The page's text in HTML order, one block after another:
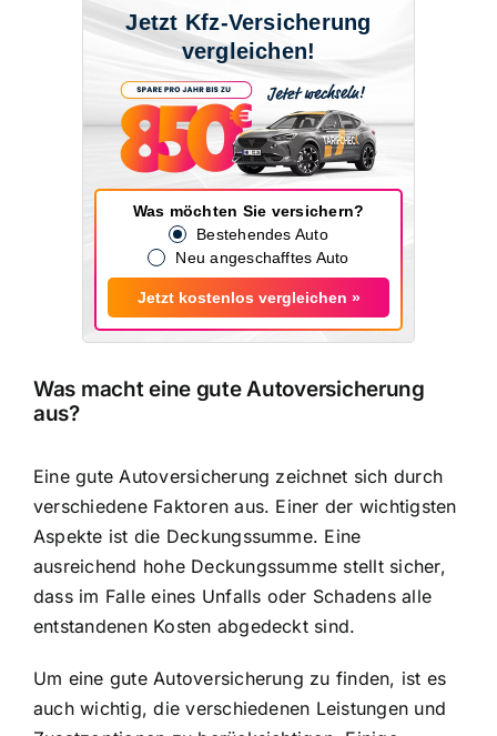
Jetzt Kfz-Versicherung
vergleichen!
Was möchten Sie versichern?
Bestehendes Auto
Neu angeschafftes Auto
Jetzt kostenlos vergleichen »
Was macht eine gute Autoversicherung
aus?
Eine gute Autoversicherung zeichnet sich durch
verschiedene Faktoren aus. Einer der wichtigsten
Aspekte ist die Deckungssumme. Eine
ausreichend hohe Deckungssumme stellt sicher,
dass im Falle eines Unfalls oder Schadens alle
entstandenen Kosten abgedeckt sind.
Um eine gute Autoversicherung zu finden, ist es
auch wichtig, die verschiedenen Leistungen und